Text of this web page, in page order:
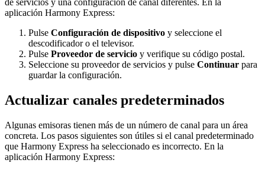
aplicación Harmony Express:
Pulse Configuración de dispositivo y seleccione el
descodificador o el televisor.
Pulse Proveedor de servicio y verifique su código postal.
Seleccione su proveedor de servicios y pulse Continuar para
guardar la configuración.
Actualizar canales predeterminados
Algunas emisoras tienen más de un número de canal para un área
concreta. Los pasos siguientes son útiles si el canal predeterminado
que Harmony Express ha seleccionado es incorrecto. En la
aplicación Harmony Express: